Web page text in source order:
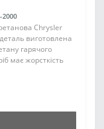
2000
Chrysler
виготовлена
гарячого
має жорсткість